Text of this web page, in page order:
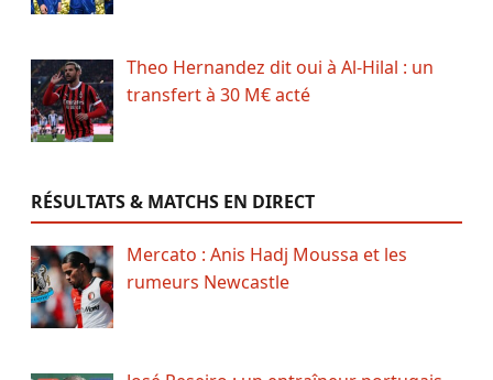
Theo Hernandez dit oui à Al-Hilal : un
transfert à 30 M€ acté
RÉSULTATS & MATCHS EN DIRECT
Mercato : Anis Hadj Moussa et les
rumeurs Newcastle